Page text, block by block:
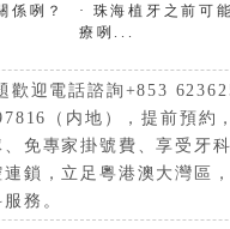
係咧？
·
珠海植牙之前可
療咧...
歡迎電話諮詢+853
（内地），提前預約
免專家掛號費、享受牙
鎖，立足粵港澳大灣區
務。